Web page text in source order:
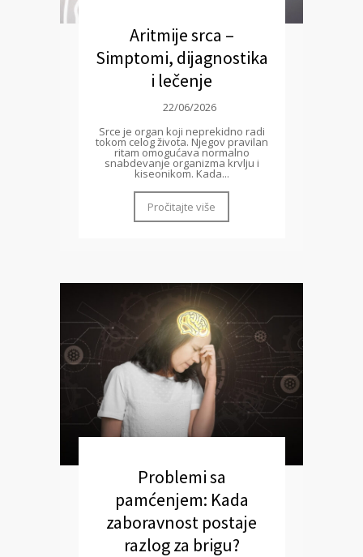
Aritmije srca –
Simptomi, dijagnostika
i lečenje
22/06/2026
Srce je organ koji neprekidno radi
tokom celog života. Njegov pravilan
ritam omogućava normalno
snabdevanje organizma krvlju i
kiseonikom. Kada...
Pročitajte više
Problemi sa
pamćenjem: Kada
zaboravnost postaje
razlog za brigu?